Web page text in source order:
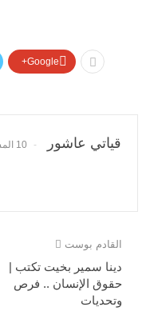
Google+
قياتي عاشور 10 المشاركات
القادم بوست
دينا سمير بخيت تكتب |
حقوق الإنسان .. فرص
وتحديات